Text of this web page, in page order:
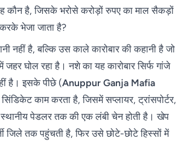
कौन है, जिसके भरोसे करोड़ों रुपए का माल सैकड़ों
भेजा जाता है?
नहीं है, बल्कि उस काले कारोबार की कहानी है जो
जहर घोल रहा है। नशे का यह कारोबार सिर्फ गांजे
है। इसके पीछे (Anuppur Ganja Mafia
काम करता है, जिसमें सप्लायर, ट्रांसपोर्टर,
पेडलर तक की एक लंबी चेन होती है। खेप
जिले तक पहुंचती है, फिर उसे छोटे-छोटे हिस्सों में